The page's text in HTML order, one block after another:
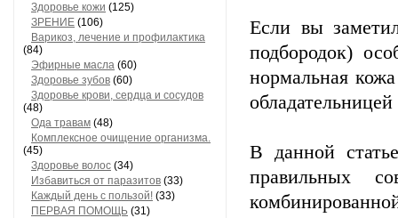
Здоровье кожи (125)
ЗРЕНИЕ (106)
Варикоз, лечение и профилактика
(84)
Эфирные масла (60)
Здоровье зубов (60)
Здоровье крови, сердца и сосудов
(48)
Ода травам (48)
Комплексное очищение организма.
(45)
Здоровье волос (34)
Избавиться от паразитов (33)
Каждый день с пользой! (33)
ПЕРВАЯ ПОМОЩЬ (31)
Если вы
подбородок)
нормальная
В данной
правильных